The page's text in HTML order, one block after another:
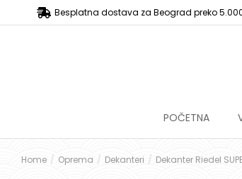
Besplatna dostava za Beograd preko 5.000
POČETNA
You are here:
Home Oprema Dekanteri Dekanter Riedel